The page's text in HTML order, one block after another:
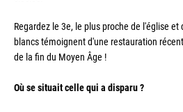
Regardez le 3e, le plus proche de l'église
blancs témoignent d'une restauration
de la fin du Moyen Âge !
Où se situait celle qui a disparu ?